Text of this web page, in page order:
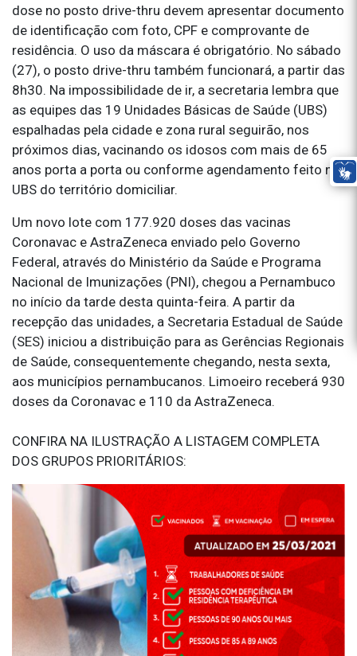
dose no posto drive-thru devem apresentar documento
de identificação com foto, CPF e comprovante de
residência. O uso da máscara é obrigatório. No sábado
(27), o posto drive-thru também funcionará, a partir das
8h30. Na impossibilidade de ir, a secretaria lembra que
as equipes das 19 Unidades Básicas de Saúde (UBS)
espalhadas pela cidade e zona rural seguirão, nos
próximos dias, vacinando os idosos com mais de 65
anos porta a porta ou conforme agendamento feito na
UBS do território domiciliar.
Um novo lote com 177.920 doses das vacinas
Coronavac e AstraZeneca enviado pelo Governo
Federal, através do Ministério da Saúde e Programa
Nacional de Imunizações (PNI), chegou a Pernambuco
no início da tarde desta quinta-feira. A partir da
recepção das unidades, a Secretaria Estadual de Saúde
(SES) iniciou a distribuição para as Gerências Regionais
de Saúde, consequentemente chegando, nesta sexta,
aos municípios pernambucanos. Limoeiro receberá 930
doses da Coronavac e 110 da AstraZeneca.
CONFIRA NA ILUSTRAÇÃO A LISTAGEM COMPLETA
DOS GRUPOS PRIORITÁRIOS: